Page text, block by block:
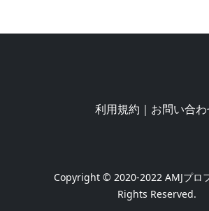
利用規約 ｜ お問い合
Copyright © 2020-2022 AMJプロ
Rights Reserved.